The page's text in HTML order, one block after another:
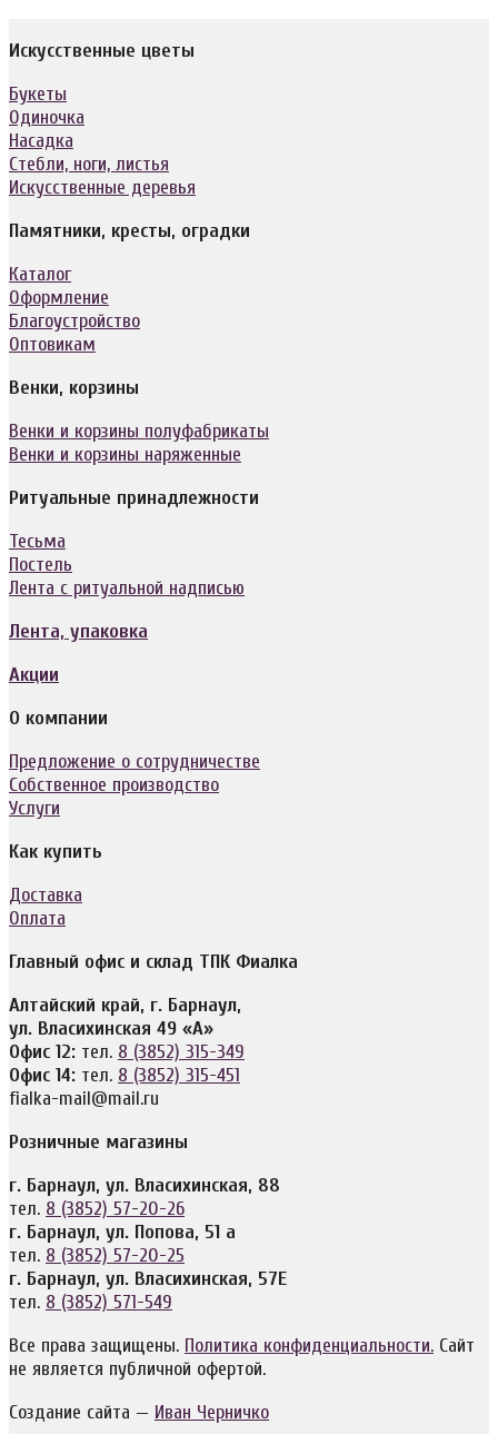
Искусственные цветы
Букеты
Одиночка
Насадка
Стебли, ноги, листья
Искусственные деревья
Памятники, кресты, оградки
Каталог
Оформление
Благоустройство
Оптовикам
Венки, корзины
Венки и корзины полуфабрикаты
Венки и корзины наряженные
Ритуальные принадлежности
Тесьма
Постель
Лента с ритуальной надписью
Лента, упаковка
Акции
О компании
Предложение о сотрудничестве
Собственное производство
Услуги
Как купить
Доставка
Оплата
Главный офис и склад ТПК Фиалка
Алтайский край, г. Барнаул,
ул. Власихинская 49 «А»
Офис 12: тел. 8 (3852) 315-349
Офис 14: тел. 8 (3852) 315-451
fialka-mail@mail.ru
Розничные магазины
г. Барнаул, ул. Власихинская, 88
тел. 8 (3852) 57-20-26
г. Барнаул, ул. Попова, 51 а
тел. 8 (3852) 57-20-25
г. Барнаул, ул. Власихинская, 57Е
тел. 8 (3852) 571-549
Все права защищены. Политика конфиденциальности. Сайт
не является публичной офертой.
Создание сайта — Иван Черничко